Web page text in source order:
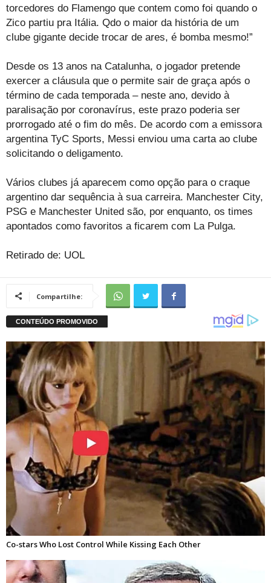
torcedores do Flamengo que contem como foi quando o
Zico partiu pra Itália. Qdo o maior da história de um
clube gigante decide trocar de ares, é bomba mesmo!”
Desde os 13 anos na Catalunha, o jogador pretende
exercer a cláusula que o permite sair de graça após o
término de cada temporada – neste ano, devido à
paralisação por coronavírus, este prazo poderia ser
prorrogado até o fim do mês. De acordo com a emissora
argentina TyC Sports, Messi enviou uma carta ao clube
solicitando o deligamento.
Vários clubes já aparecem como opção para o craque
argentino dar sequência à sua carreira. Manchester City,
PSG e Manchester United são, por enquanto, os times
apontados como favoritos a ficarem com La Pulga.
Retirado de: UOL
Compartilhe: